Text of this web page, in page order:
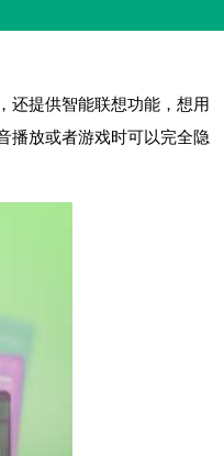
还提供智能联想功能，想用
播放或者游戏时可以完全隐